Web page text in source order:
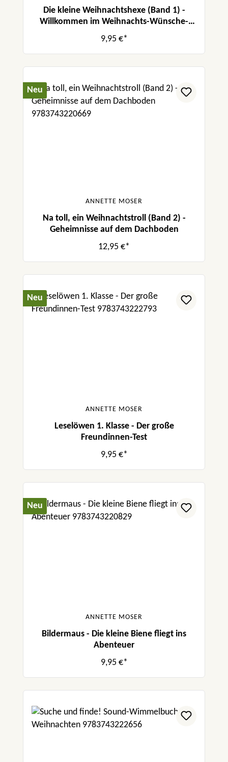
Die kleine Weihnachtshexe (Band 1) -
Willkommen im Weihnachts-Wünsche-
Wald
9,95 €*
Neu
ANNETTE MOSER
Na toll, ein Weihnachtstroll (Band 2) -
Geheimnisse auf dem Dachboden
12,95 €*
Neu
ANNETTE MOSER
Leselöwen 1. Klasse - Der große
Freundinnen-Test
9,95 €*
Neu
ANNETTE MOSER
Bildermaus - Die kleine Biene fliegt ins
Abenteuer
9,95 €*